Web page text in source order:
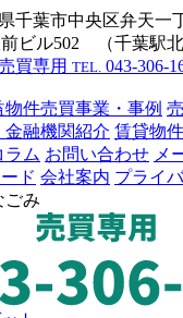
千葉市中央区弁天一
ビル502 （千葉駅北
買専用 TEL. 043-306-
物件売買事業・事例
金融機関紹介 賃貸物件
ラム お問い合わせ メ
ド 会社案内 プライ
ごみ